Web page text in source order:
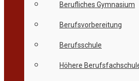
Berufliches Gymnasium
Berufsvorbereitung
Berufsschule
Höhere